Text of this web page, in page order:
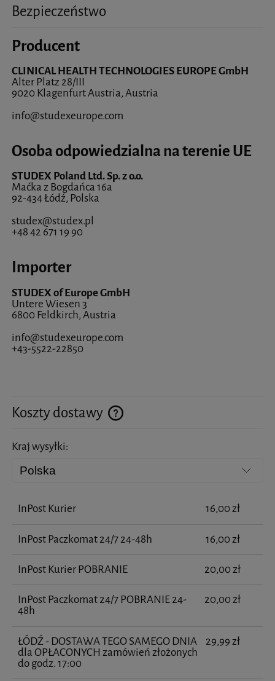
Bezpieczeństwo
Producent
CLINICAL HEALTH TECHNOLOGIES EUROPE GmbH
Alter Platz 28/III
9020 Klagenfurt Austria, Austria
info@studexeurope.com
Osoba odpowiedzialna na terenie UE
STUDEX Poland Ltd. Sp. z o.o.
Maćka z Bogdańca 16a
92-434 Łódź, Polska
studex@studex.pl
+48 42 671 19 90
Importer
STUDEX of Europe GmbH
Untere Wiesen 3
6800 Feldkirch, Austria
info@studexeurope.com
+43-5522-22850
Koszty dostawy
Cena nie zawiera ewentualnych kosztów płatności
Kraj wysyłki:
InPost Kurier 16,00 zł
InPost Paczkomat 24/7 24-48h 16,00 zł
InPost Kurier POBRANIE 20,00 zł
InPost Paczkomat 24/7 POBRANIE 24-
48h
20,00 zł
ŁÓDŹ - DOSTAWA TEGO SAMEGO DNIA
dla OPŁACONYCH zamówień złożonych
do godz. 17:00
29,99 zł